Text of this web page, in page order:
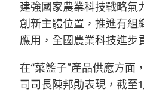
建強國家農業科技戰略氣
創新主體位置，推進有組
應用，全國農業科技進步
在“菜籃子”產品供應方面
司司長陳邦勛表現，截至